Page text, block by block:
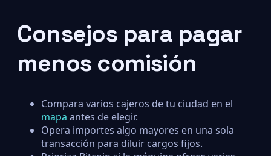
Consejos para pagar
menos comisión
Compara varios cajeros de tu ciudad en el
mapa antes de elegir.
Opera importes algo mayores en una sola
transacción para diluir cargos fijos.